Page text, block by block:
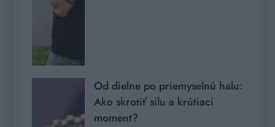
Od dielne po priemyselnú halu:
Ako skrotiť silu a krútiaci
moment?